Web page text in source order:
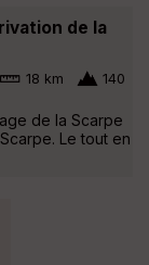
de la
18 km
140
de la Scarpe
Le tout en